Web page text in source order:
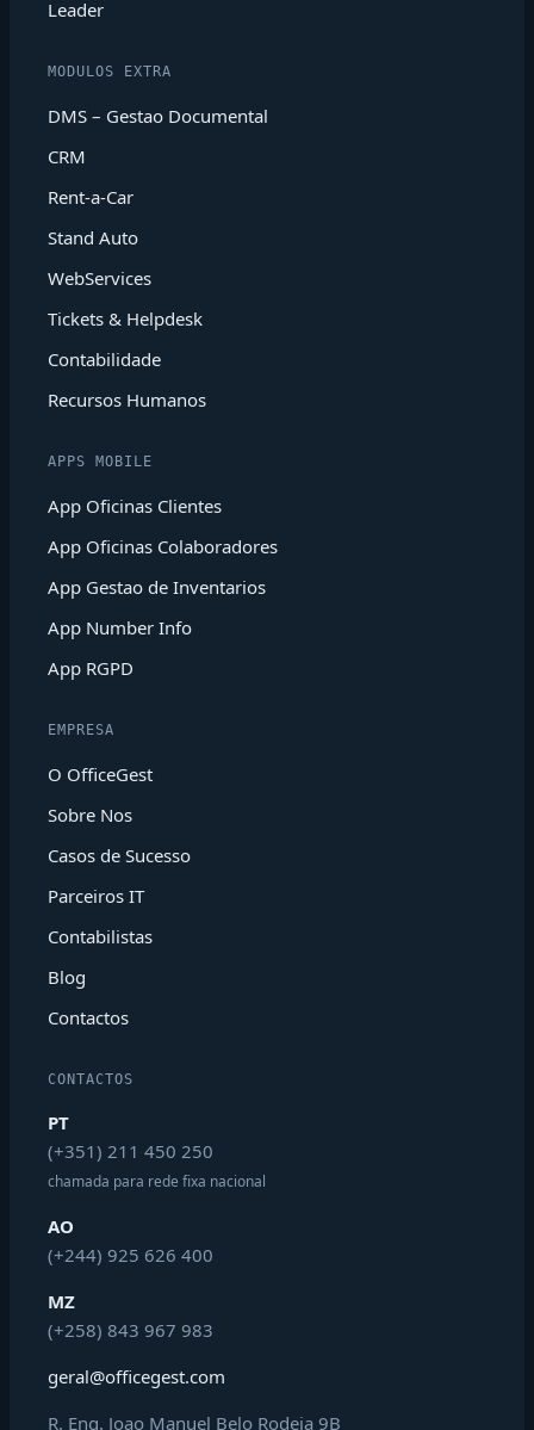
Leader
MODULOS EXTRA
DMS – Gestao Documental
CRM
Rent-a-Car
Stand Auto
WebServices
Tickets & Helpdesk
Contabilidade
Recursos Humanos
APPS MOBILE
App Oficinas Clientes
App Oficinas Colaboradores
App Gestao de Inventarios
App Number Info
App RGPD
EMPRESA
O OfficeGest
Sobre Nos
Casos de Sucesso
Parceiros IT
Contabilistas
Blog
Contactos
CONTACTOS
PT
(+351) 211 450 250
chamada para rede fixa nacional
AO
(+244) 925 626 400
MZ
(+258) 843 967 983
geral@officegest.com
R. Eng. Joao Manuel Belo Rodeia 9B